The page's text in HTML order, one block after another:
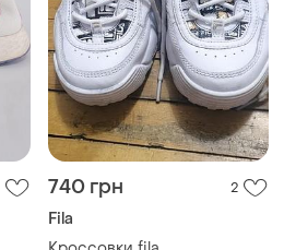
740 грн 2
Fila